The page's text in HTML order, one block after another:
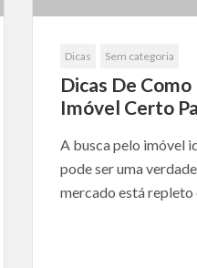
Dicas Sem categoria
Dicas De
Imóvel Certo
A busca pelo imóvel
pode ser uma
mercado está repleto